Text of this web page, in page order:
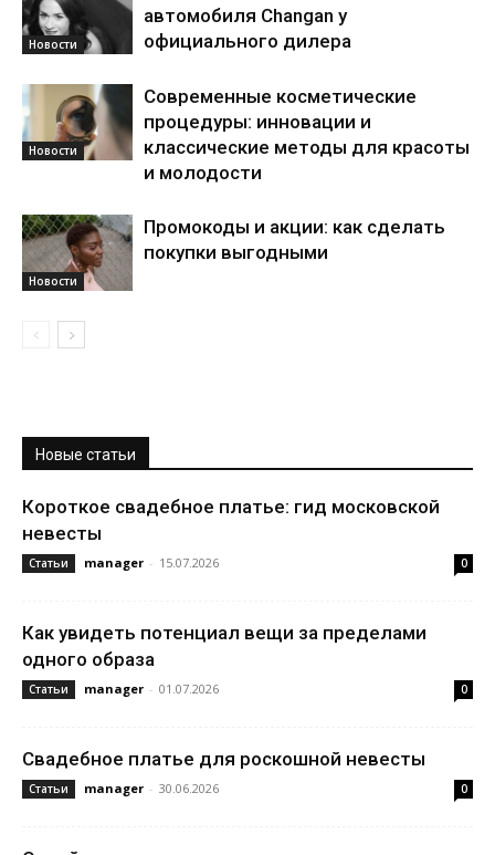
Новости
автомобиля Changan у
официального дилера
Новости
Современные косметические
процедуры: инновации и
классические методы для красоты
и молодости
Новости
Промокоды и акции: как сделать
покупки выгодными
Новые статьи
Короткое свадебное платье: гид московской
невесты
Статьи manager - 15.07.2026 0
Как увидеть потенциал вещи за пределами
одного образа
Статьи manager - 01.07.2026 0
Свадебное платье для роскошной невесты
Статьи manager - 30.06.2026 0